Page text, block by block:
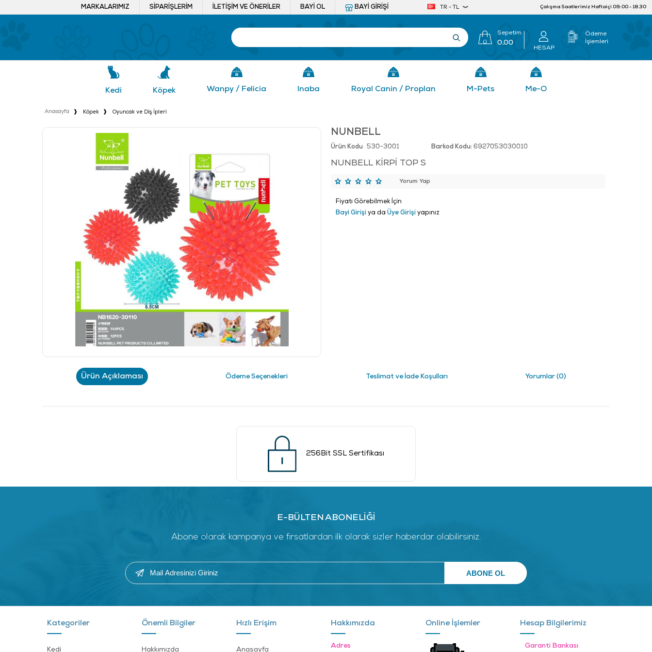
MARKALARIMIZ SIPARIŞLERIM İLETIŞIM VE ÖNERILER BAYI OL BAYI GIRIŞI TR - TL Çalışma Saatlerimiz Haftaiçi 09:00 - 18.30
Sepetim
0,00
0
HESAP
Ödeme
İşlemleri
Kedi Köpek Wanpy / Felicia Inaba Royal Canin / Proplan M-Pets Me-O
Anasayfa Köpek Oyuncak ve Diş İpleri
NUNBELL
Ürün Kodu : 530-3001 Barkod Kodu: 6927053030010
NUNBELL KİRPİ TOP S
Yorum Yap
Fiyatı Görebilmek İçin
Bayi Girişi ya da Üye Girişi yapınız
Ürün Açıklaması Ödeme Seçenekleri Teslimat ve İade Koşulları Yorumlar (0)
256Bit SSL Sertifikası
E-BÜLTEN ABONELİĞİ
Abone olarak kampanya ve fırsatlardan ilk olarak sizler haberdar olabilirsiniz.
Kategoriler
Kedi
Önemli Bilgiler
Hakkımızda
Hızlı Erişim
Anasayfa
Hakkımızda
Adres
Online İşlemler Hesap Bilgilerimiz
Garanti Bankası